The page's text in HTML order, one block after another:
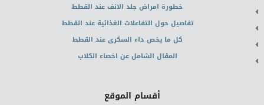
خطورة امراض جلد الانف عند القطط
تفاصيل حول التفاعلات الغذائية عند القطط
كل ما يخص داء السكرى عند القطط
المقال الشامل عن اخصاء الكلاب
أقسام الموقع